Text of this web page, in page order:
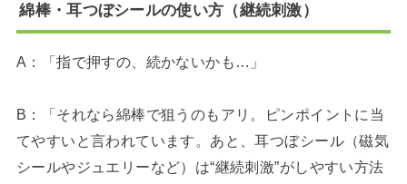
綿棒・耳つぼシールの使い方（継続刺激）
A：「指で押すの、続かないかも…」
B：「それなら綿棒で狙うのもアリ。ピンポイントに当
てやすいと言われています。あと、耳つぼシール（磁気
シールやジュエリーなど）は“継続刺激”がしやすい方法